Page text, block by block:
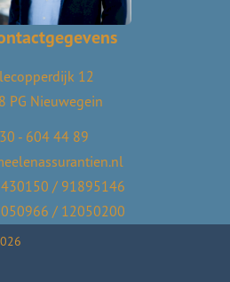
12
PG Nieuwegein
- 604 44 89
/ 91895146
/ 12050200